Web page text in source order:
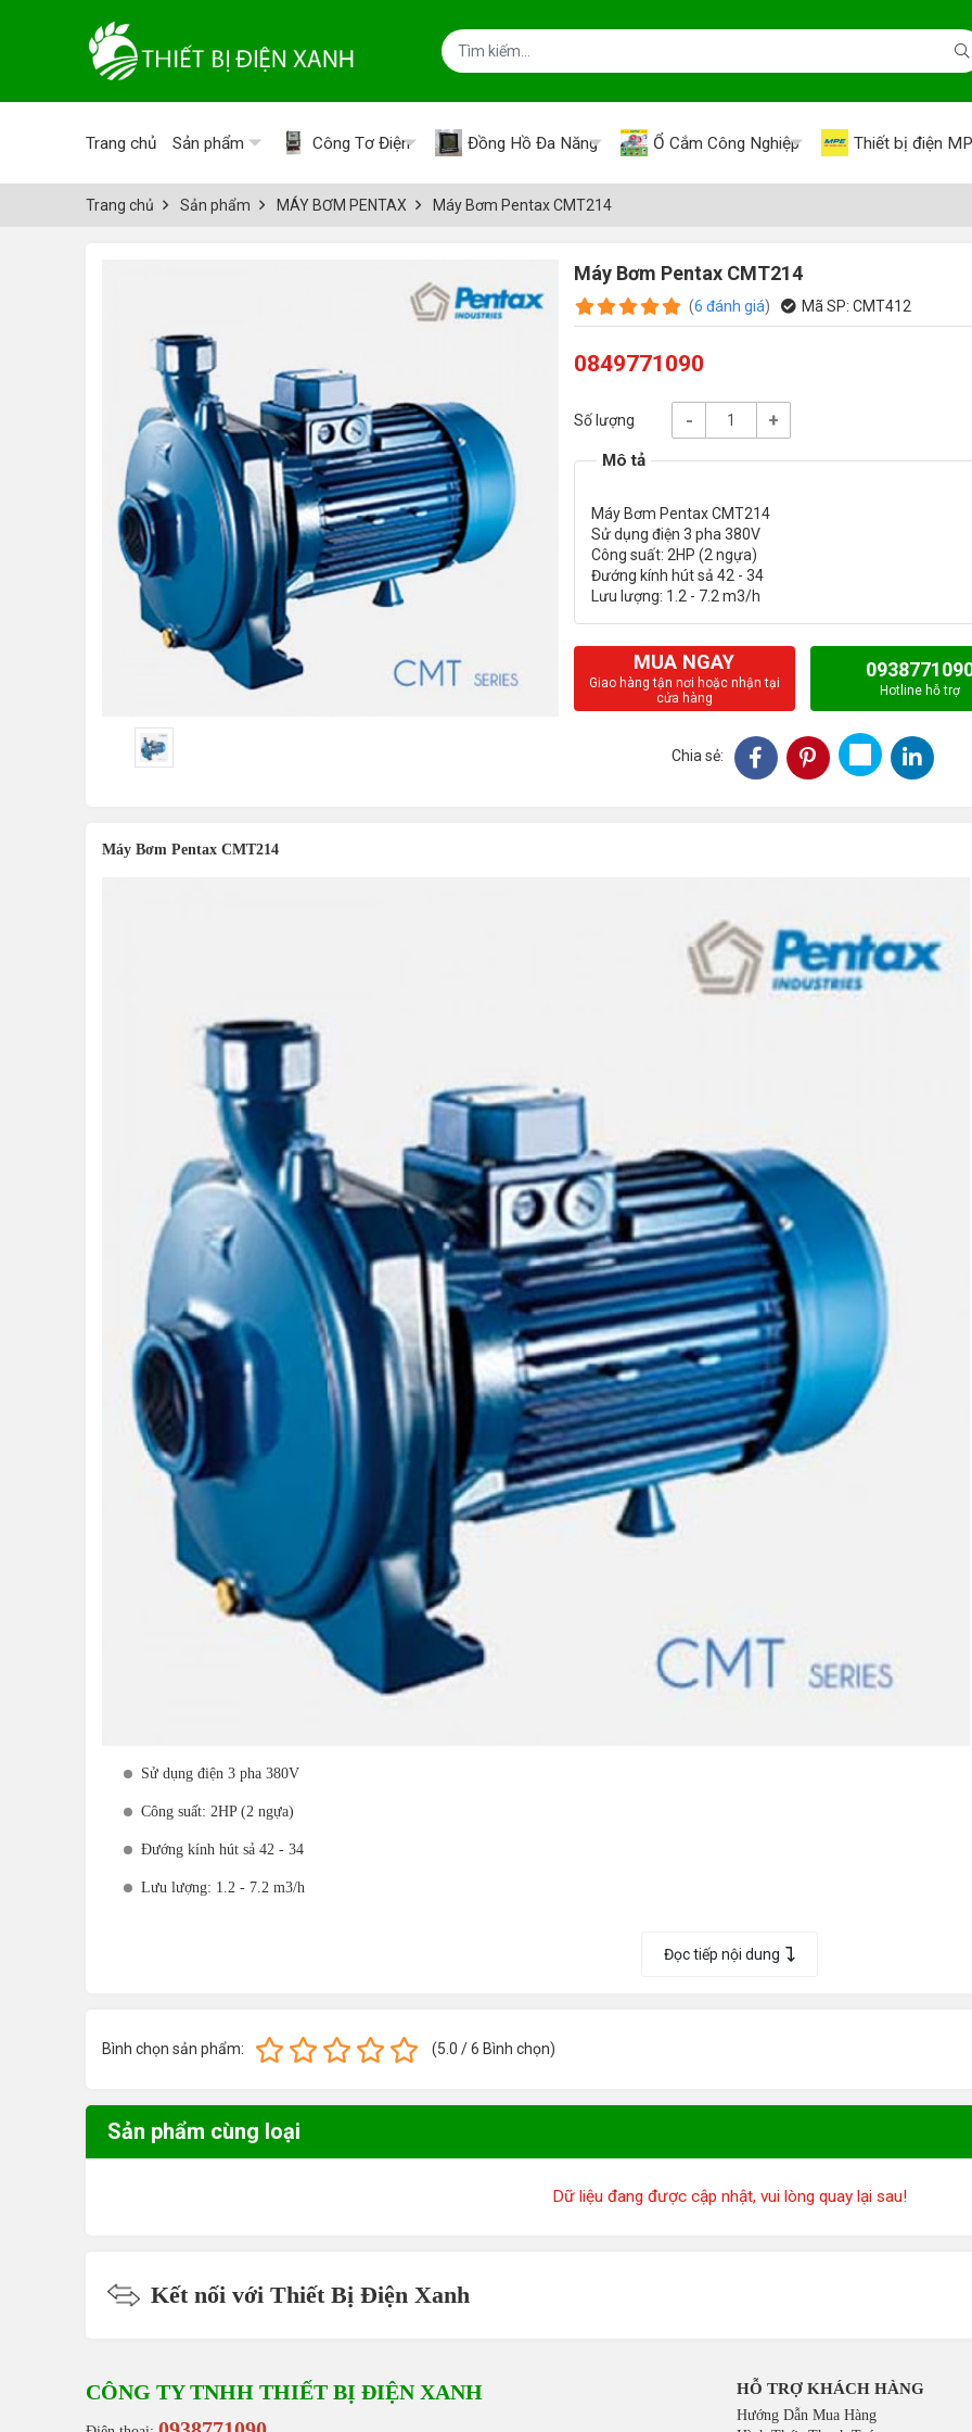
Trang chủ Sản phẩm Công Tơ Điện Đồng Hồ Đa Năng Ổ Cắm Công Nghiệp Thiết bị điện
Trang chủ Sản phẩm MÁY BƠM PENTAX Máy Bơm Pentax CMT214
Máy Bơm Pentax CMT214
(6 đánh giá) Mã SP: CMT412
0849771090
Số lượng - +
Máy Bơm Pentax CMT214
Sử dụng điện 3 pha 380V
Công suất: 2HP (2 ngựa)
Đướng kính hút sả 42 - 34
MUA NGAY
Giao hàng tận nơi hoặc nhận tại
cửa hàng
Hotline hỗ trợ
Chia sẻ:
Máy Bơm Pentax CMT214
Sử dụng điện 3 pha 380V
Công suất: 2HP (2 ngựa)
Đướng kính hút sả 42 - 34
Lưu lượng: 1.2 - 7.2 m3/h
Đọc tiếp nội dung
Bình chọn sản phẩm: (5.0 /6 Bình chọn)
Sản phẩm cùng loại
Dữ liệu đang được cập nhật, vui lòng quay lại sau!
Kết nối với Thiết Bị Điện Xanh
CÔNG TY TNHH THIẾT BỊ ĐIỆN XANH HỖ TRỢ KHÁCH HÀNG
Hướng Dẫn Mua Hàng